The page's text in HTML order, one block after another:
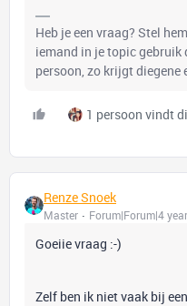
Heb je een vraag? Stel
iemand in je topic gebruik
persoon, zo krijgt diegene
1 persoon vindt
Renze Snoek
Master Forum|Forum|4
Goeiie vraag :-)
Zelf ben ik niet vaak bij